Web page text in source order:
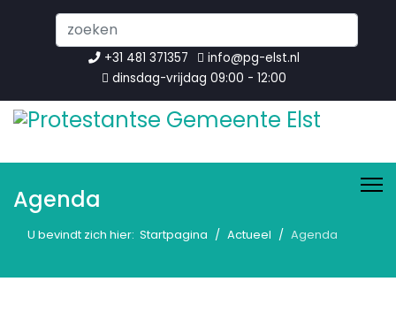
...
+31 481 371357
info@pg-elst.nl
dinsdag-vrijdag 09:00 - 12:00
Agenda
U bevindt zich hier: Startpagina Actueel Agenda